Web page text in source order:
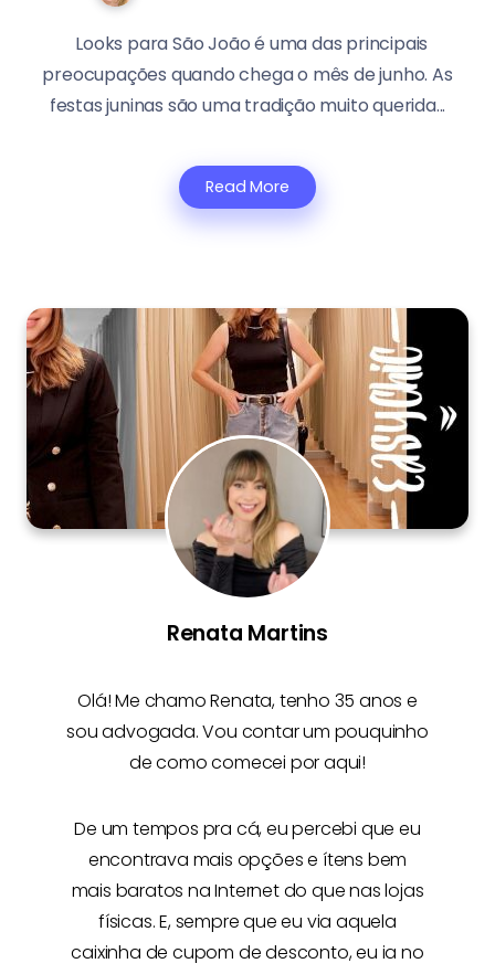
Looks para São João é uma das principais
preocupações quando chega o mês de junho. As
festas juninas são uma tradição muito querida...
Read More
Renata Martins
Olá! Me chamoRenata, tenho 35 anos e
sou advogada. Vou contar um pouquinho
de como comecei por aqui!
De um tempos pra cá, eu percebi que eu
encontrava mais opções e ítens bem
mais baratos na Internetdo que nas lojas
físicas. E, sempre que eu via aquela
caixinha de cupom de desconto, eu ia no